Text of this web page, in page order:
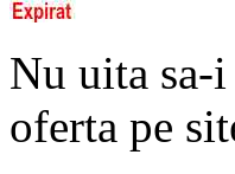
Nu uita sa-
oferta pe